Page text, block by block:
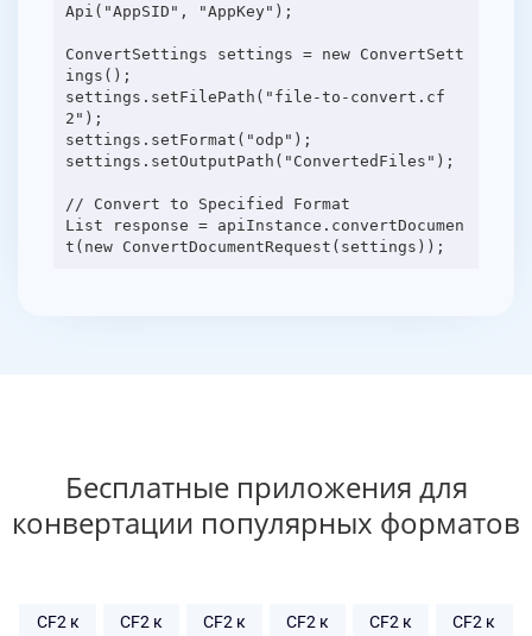
Api("AppSID", "AppKey");
ConvertSettings settings = new ConvertSett
ings();
settings.setFilePath("file-to-convert.cf
2");
settings.setFormat("odp");
settings.setOutputPath("ConvertedFiles");
// Convert to Specified Format
List response = apiInstance.convertDocumen
Бесплатные приложения для
конвертации популярных форматов
CF2 к
CF2 к
CF2 к
CF2 к
CF2 к
CF2 к